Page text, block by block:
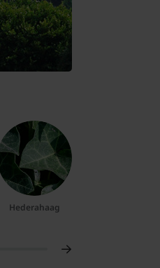
Hederahaag